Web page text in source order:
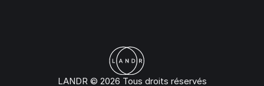
LANDR © 2026 Tous droits réservés